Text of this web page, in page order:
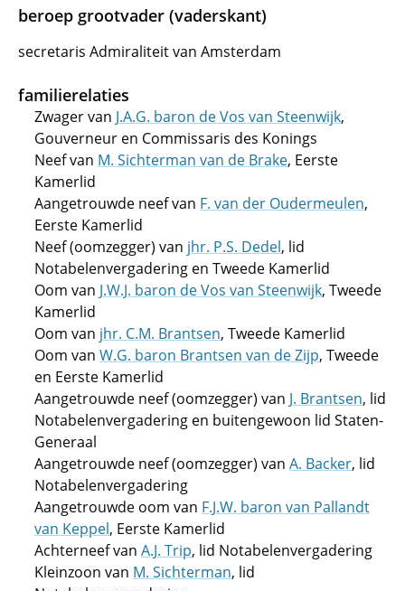
beroep grootvader (vaderskant)
secretaris Admiraliteit van Amsterdam
familierelaties
Zwager van J.A.G. baron de Vos van Steenwijk,
Gouverneur en Commissaris des Konings
Neef van M. Sichterman van de Brake, Eerste
Kamerlid
Aangetrouwde neef van F. van der Oudermeulen,
Eerste Kamerlid
Neef (oomzegger) van jhr. P.S. Dedel, lid
Notabelenvergadering en Tweede Kamerlid
Oom van J.W.J. baron de Vos van Steenwijk, Tweede
Kamerlid
Oom van jhr. C.M. Brantsen, Tweede Kamerlid
Oom van W.G. baron Brantsen van de Zijp, Tweede
en Eerste Kamerlid
Aangetrouwde neef (oomzegger) van J. Brantsen, lid
Notabelenvergadering en buitengewoon lid Staten-
Generaal
Aangetrouwde neef (oomzegger) van A. Backer, lid
Notabelenvergadering
Aangetrouwde oom van F.J.W. baron van Pallandt
van Keppel, Eerste Kamerlid
Achterneef van A.J. Trip, lid Notabelenvergadering
Kleinzoon van M. Sichterman, lid